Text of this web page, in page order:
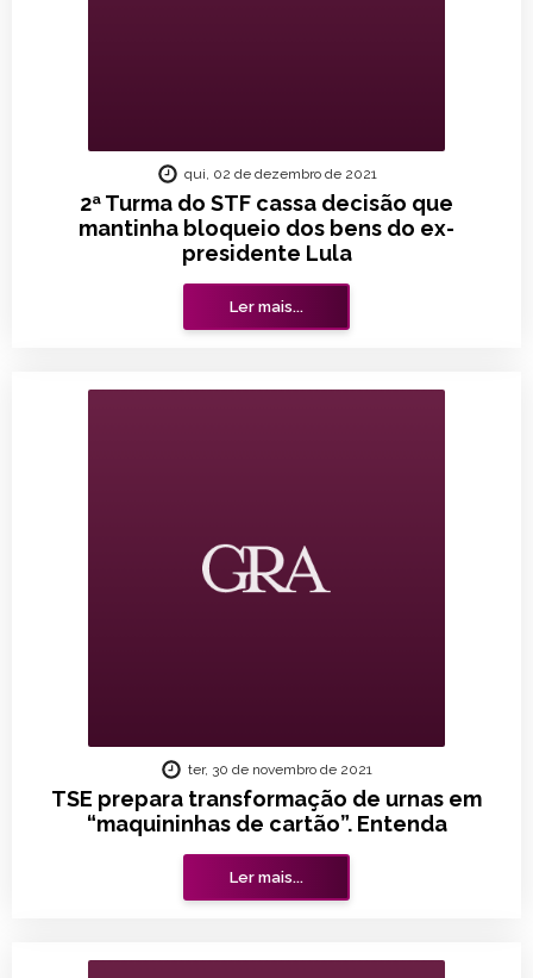
2ª Turma do STF cassa decisão que
mantinha bloqueio dos bens do ex-
presidente Lula
qui, 02 de dezembro de 2021
Ler mais...
TSE prepara transformação de urnas em
“maquininhas de cartão”. Entenda
ter, 30 de novembro de 2021
Ler mais...